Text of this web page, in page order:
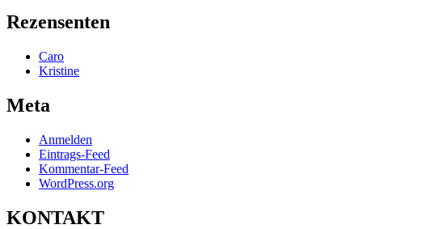
Rezensenten
Caro
Kristine
Meta
Anmelden
Eintrags-Feed
Kommentar-Feed
WordPress.org
KONTAKT